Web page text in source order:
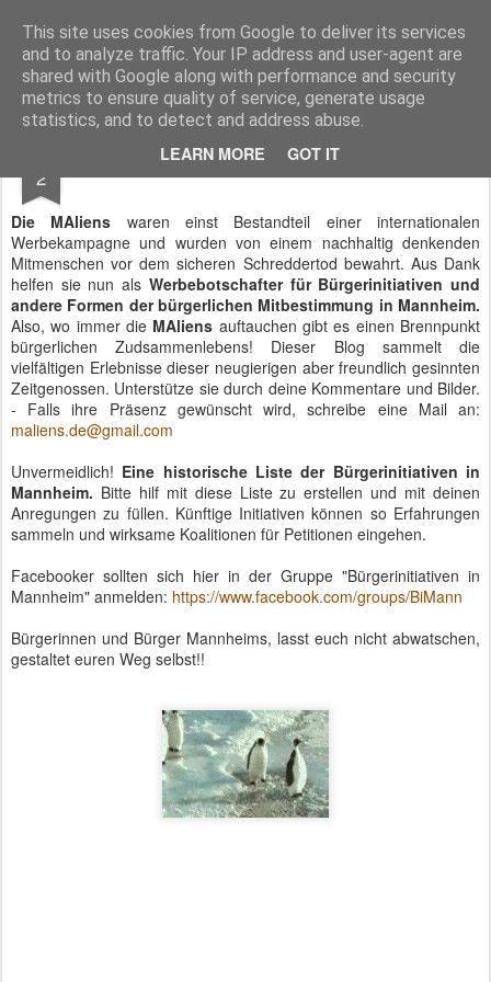
This site uses cookies from Google to deliver its services
and to analyze traffic. Your IP address and user-agent are
shared with Google along with performance and security
metrics to ensure quality of service, generate usage
statistics, and to detect and address abuse.
LEARN MORE GOT IT
.(ツ). Hilfeee !!! ..,.(ツ) _... MAliens in Mannheim !!!
Pages
2 Gute Absichten!
Die MAliens waren einst Bestandteil einer internationalen
Werbekampagne und wurden von einem nachhaltig denkenden
Mitmenschen vor dem sicheren Schreddertod bewahrt. Aus Dank
helfen sie nun als Werbebotschafter für Bürgerinitiativen und
andere Formen der bürgerlichen Mitbestimmung in Mannheim.
Also, wo immer die MAliens auftauchen gibt es einen Brennpunkt
bürgerlichen Zudsammenlebens! Dieser Blog sammelt die
vielfältigen Erlebnisse dieser neugierigen aber freundlich gesinnten
Zeitgenossen. Unterstütze sie durch deine Kommentare und Bilder.
- Falls ihre Präsenz gewünscht wird, schreibe eine Mail an:
maliens.de@gmail.com
Unvermeidlich! Eine historische Liste der Bürgerinitiativen in
Mannheim. Bitte hilf mit diese Liste zu erstellen und mit deinen
Anregungen zu füllen. Künftige Initiativen können so Erfahrungen
sammeln und wirksame Koalitionen für Petitionen eingehen.
Facebooker sollten sich hier in der Gruppe "Bürgerinitiativen in
Mannheim" anmelden: https://www.facebook.com/groups/BiMann
Bürgerinnen und Bürger Mannheims, lasst euch nicht abwatschen,
gestaltet euren Weg selbst!!